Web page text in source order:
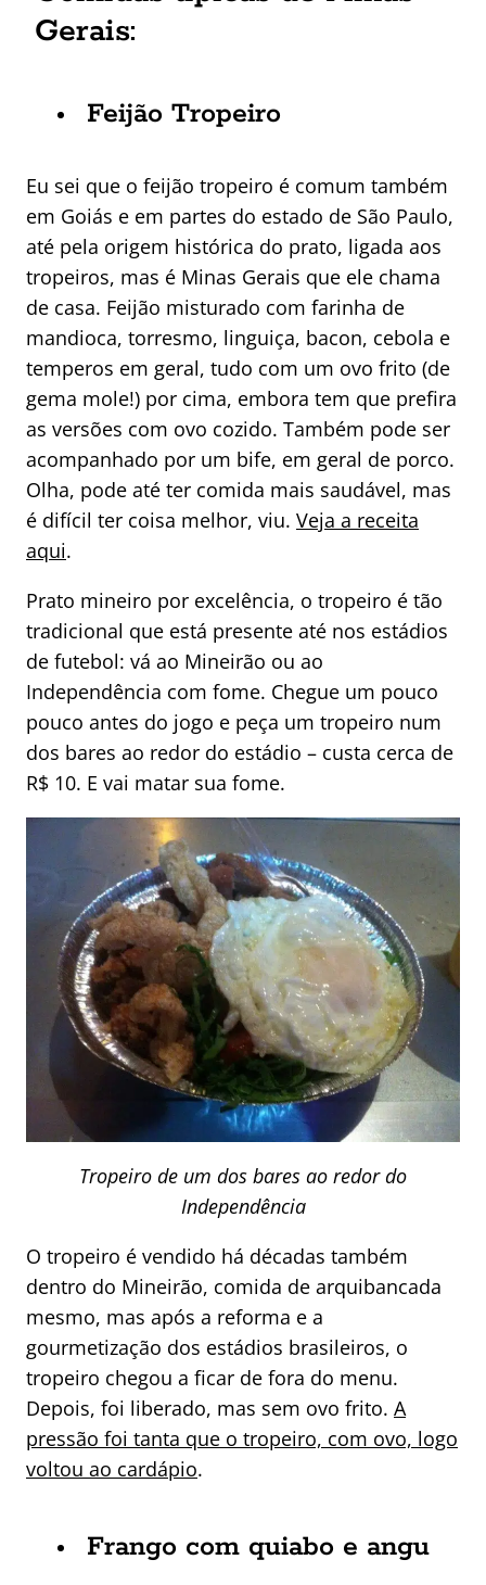
Gerais:
Feijão Tropeiro
Eu sei que o feijão tropeiro é comum também
em Goiás e em partes do estado de São Paulo,
até pela origem histórica do prato, ligada aos
tropeiros, mas é Minas Gerais que ele chama
de casa. Feijão misturado com farinha de
mandioca, torresmo, linguiça, bacon, cebola e
temperos em geral, tudo com um ovo frito (de
gema mole!) por cima, embora tem que prefira
as versões com ovo cozido. Também pode ser
acompanhado por um bife, em geral de porco.
Olha, pode até ter comida mais saudável, mas
é difícil ter coisa melhor, viu. Veja a receita
aqui.
Prato mineiro por excelência, o tropeiro é tão
tradicional que está presente até nos estádios
de futebol: vá ao Mineirão ou ao
Independência com fome. Chegue um pouco
pouco antes do jogo e peça um tropeiro num
dos bares ao redor do estádio – custa cerca de
R$ 10. E vai matar sua fome.
Tropeiro de um dos bares ao redor do
Independência
O tropeiro é vendido há décadas também
dentro do Mineirão, comida de arquibancada
mesmo, mas após a reforma e a
gourmetização dos estádios brasileiros, o
tropeiro chegou a ficar de fora do menu.
Depois, foi liberado, mas sem ovo frito. A
pressão foi tanta que o tropeiro, com ovo, logo
voltou ao cardápio.
Frango com quiabo e angu